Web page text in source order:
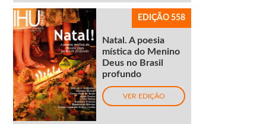
EDIÇÃO 558
Natal. A poesia
mística do Menino
Deus no Brasil
profundo
VER EDIÇÃO